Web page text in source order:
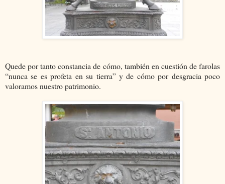
Quede por tanto constancia de cómo, también en cuestión de farolas
“nunca se es profeta en su tierra” y de cómo por desgracia poco
valoramos nuestro patrimonio.